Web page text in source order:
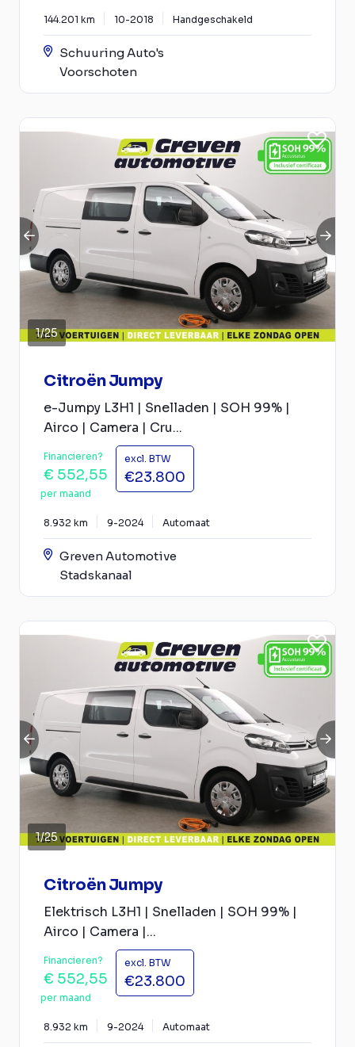
144.201 km 10-2018 Handgeschakeld
Schuuring Auto's
Voorschoten
1/25
Citroën Jumpy
e-Jumpy L3H1 | Snelladen | SOH 99% |
Airco | Camera | Cru...
Financieren?
€ 552,55
per maand
excl. BTW
€23.800
8.932 km 9-2024 Automaat
Greven Automotive
Stadskanaal
1/25
Citroën Jumpy
Elektrisch L3H1 | Snelladen | SOH 99% |
Airco | Camera |...
Financieren?
€ 552,55
per maand
excl. BTW
€23.800
8.932 km 9-2024 Automaat